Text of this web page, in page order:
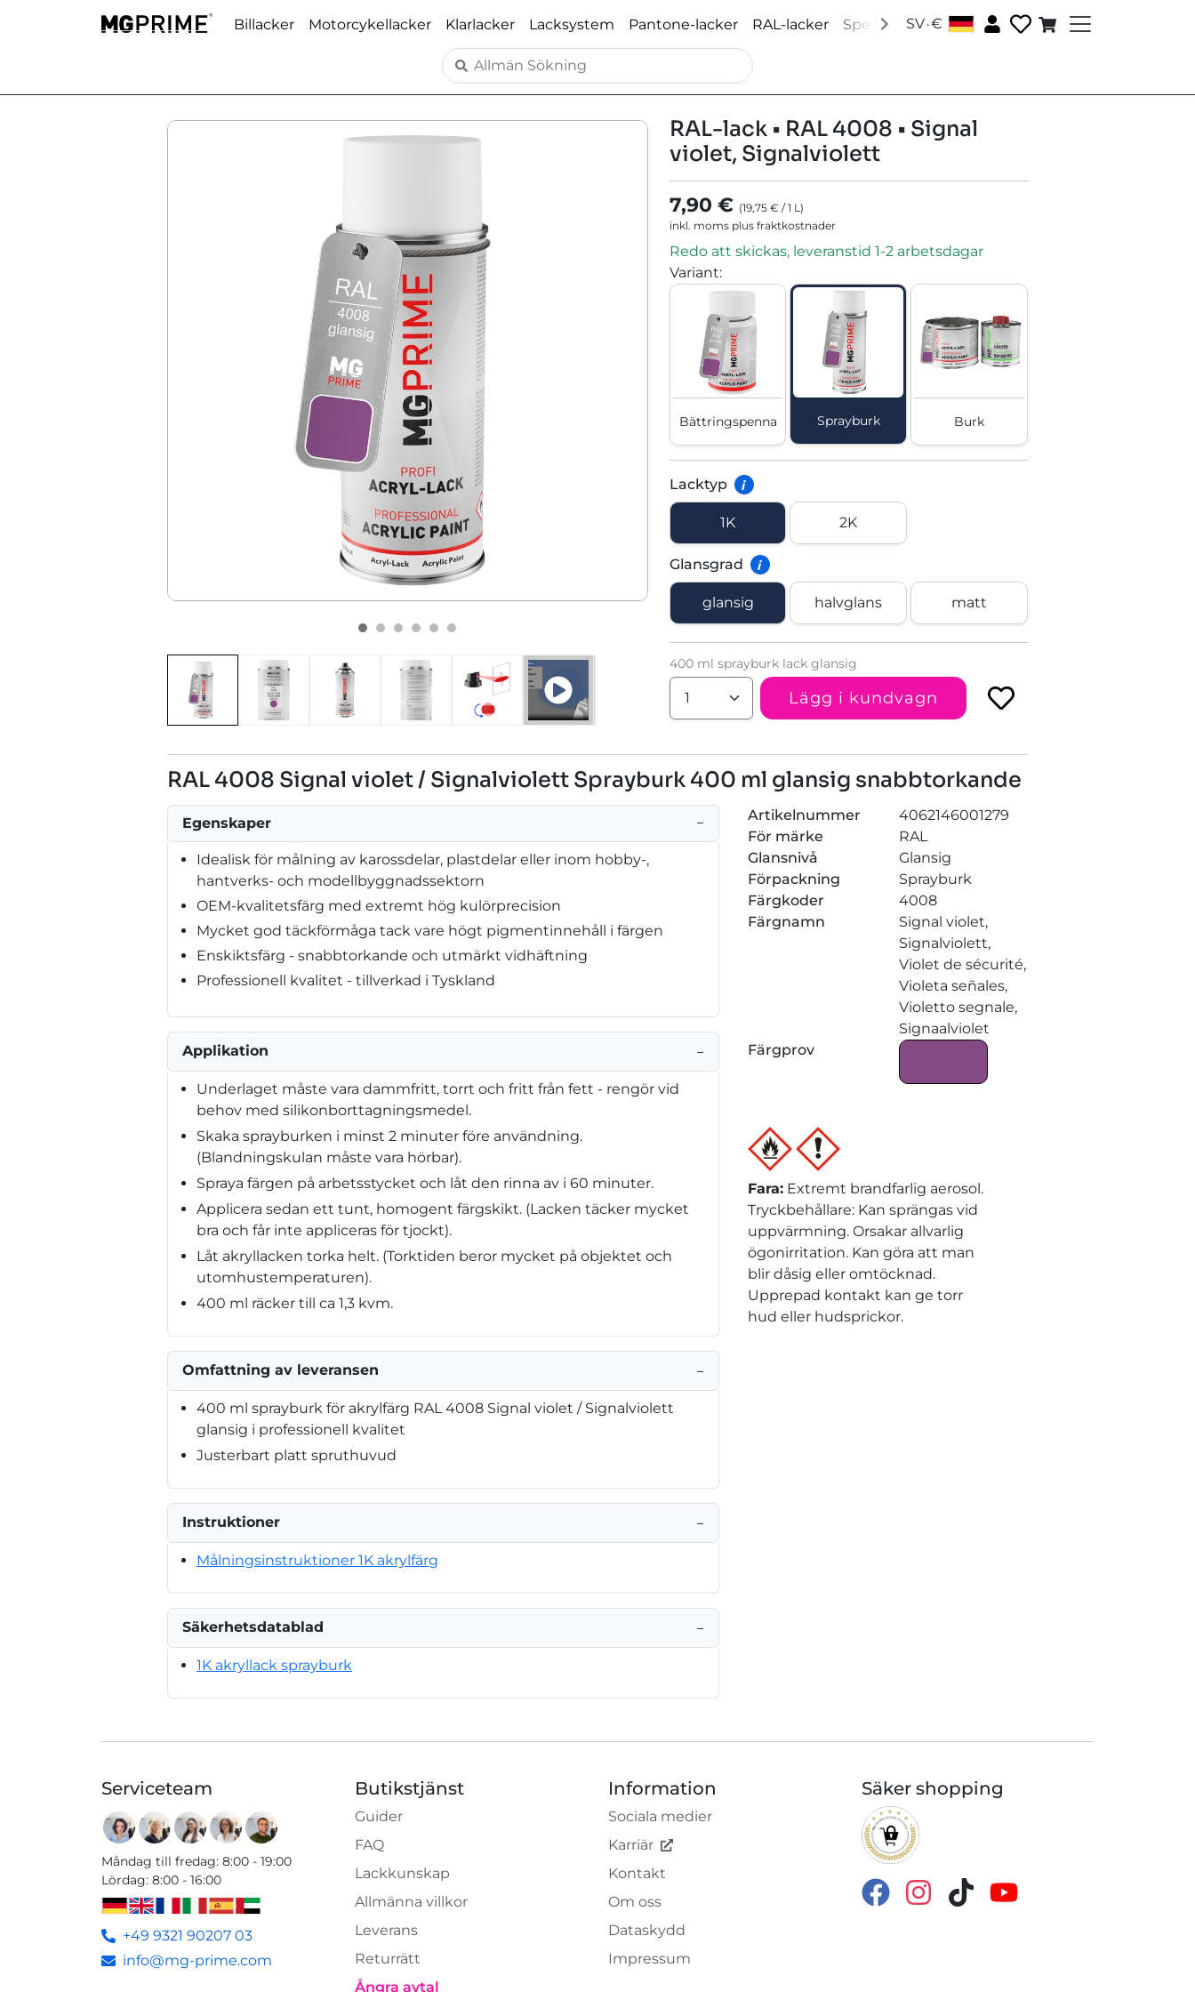
Billacker Motorcykellacker Klarlacker Lacksystem Pantone-lacker RAL-lacker Speciallacker Tillbehör │ Om oss
SV.€
RAL-lack • RAL 4008 • Signal
violet, Signalviolett
7,90 € (19,75 € /1 L)
inkl. moms plus fraktkostnader
Redo att skickas, leveranstid 1-2 arbetsdagar
Variant:
Bättringspenna Sprayburk Burk
Lacktyp i
1K 2K
Glansgrad i
glansig halvglans matt
400 ml sprayburk lack glansig
Lägg i kundvagn
RAL 4008 Signal violet / Signalviolett Sprayburk 400 ml glansig snabbtorkande
Egenskaper −
Idealisk för målning av karossdelar, plastdelar eller inom hobby-,
hantverks- och modellbyggnadssektorn
OEM-kvalitetsfärg med extremt hög kulörprecision
Mycket god täckförmåga tack vare högt pigmentinnehåll i färgen
Enskiktsfärg - snabbtorkande och utmärkt vidhäftning
Professionell kvalitet - tillverkad i Tyskland
Applikation −
Underlaget måste vara dammfritt, torrt och fritt från fett - rengör vid
behov med silikonborttagningsmedel.
Skaka sprayburken i minst 2 minuter före användning.
(Blandningskulan måste vara hörbar).
Spraya färgen på arbetsstycket och låt den rinna av i 60 minuter.
Applicera sedan ett tunt, homogent färgskikt. (Lacken täcker mycket
bra och får inte appliceras för tjockt).
Låt akryllacken torka helt. (Torktiden beror mycket på objektet och
utomhustemperaturen).
400 ml räcker till ca 1,3 kvm.
Omfattning av leveransen −
400 ml sprayburk för akrylfärg RAL 4008 Signal violet / Signalviolett
glansig i professionell kvalitet
Justerbart platt spruthuvud
Instruktioner −
Målningsinstruktioner 1K akrylfärg
Säkerhetsdatablad −
1K akryllack sprayburk
Artikelnummer
4062146001279
För märke
RAL
Glansnivå
Glansig
Förpackning
Sprayburk
Färgkoder
4008
Färgnamn
Signal violet,
Signalviolett,
Violet de sécurité,
Violeta señales,
Violetto segnale,
Signaalviolet
Färgprov
Fara: Extremt brandfarlig aerosol.
Tryckbehållare: Kan sprängas vid
uppvärmning. Orsakar allvarlig
ögonirritation. Kan göra att man
blir dåsig eller omtöcknad.
Upprepad kontakt kan ge torr
hud eller hudsprickor.
Serviceteam
Måndag till fredag: 8:00 - 19:00
Lördag: 8:00 - 16:00
+49 9321 90207 03
info@mg-prime.com
Butikstjänst
Guider
FAQ
Lackkunskap
Allmänna villkor
Leverans
Returrätt
Ångra avtal
Information
Sociala medier
Karriär
Kontakt
Om oss
Dataskydd
Impressum
Säker shopping